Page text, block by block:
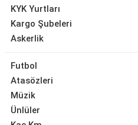
KYK Yurtları
Kargo Şubeleri
Askerlik
Futbol
Atasözleri
Müzik
Ünlüler